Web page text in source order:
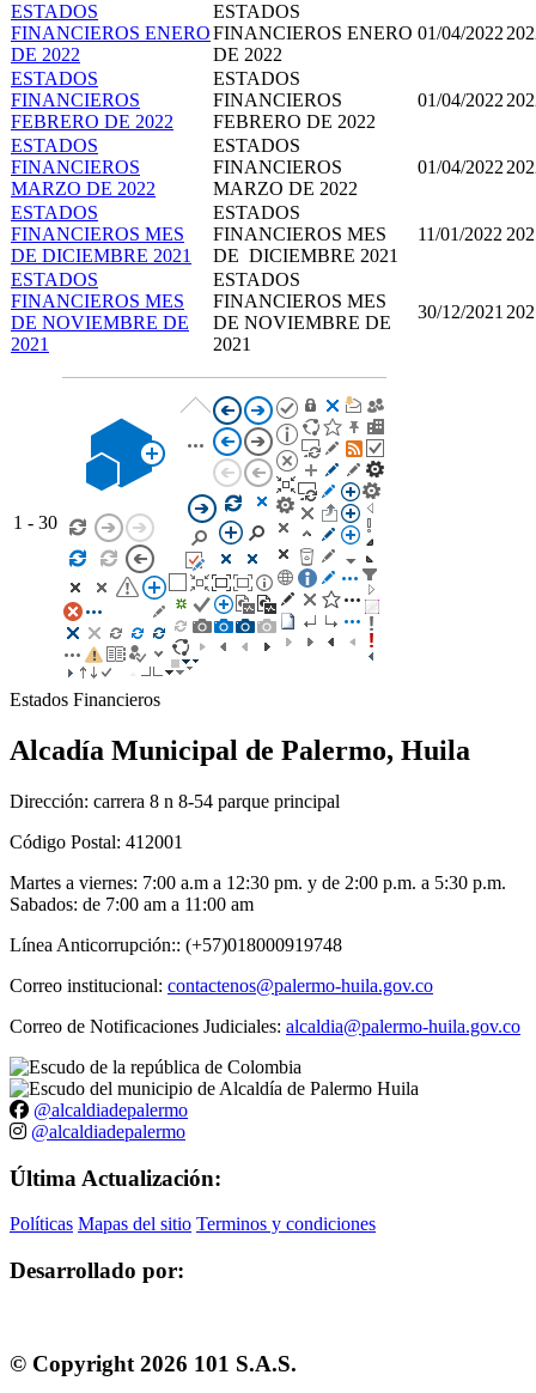
ESTADOS
FINANCIEROS ENERO
DE 2022
ESTADOS
FINANCIEROS ENERO
DE 2022
01/04/2022
ESTADOS
FINANCIEROS
FEBRERO DE 2022
ESTADOS
FINANCIEROS
FEBRERO DE 2022
01/04/2022
ESTADOS
FINANCIEROS
MARZO DE 2022
ESTADOS
FINANCIEROS
MARZO DE 2022
01/04/2022
ESTADOS
FINANCIEROS MES
DE DICIEMBRE 2021
ESTADOS
FINANCIEROS MES
DE DICIEMBRE 2021
11/01/2022
ESTADOS
FINANCIEROS MES
DE NOVIEMBRE DE
2021
ESTADOS
FINANCIEROS MES
DE NOVIEMBRE DE
2021
30/12/2021
1 - 30
Estados Financieros
Alcadía Municipal de Palermo, Huila
Dirección: carrera 8 n 8-54 parque principal
Código Postal: 412001
Martes a viernes: 7:00 a.m a 12:30 pm. y de 2:00 p.m. a 5:30 p.m.
Sabados: de 7:00 am a 11:00 am
Línea Anticorrupción:: (+57)018000919748
Correo institucional: contactenos@palermo-huila.gov.co
Correo de Notificaciones Judiciales: alcaldia@palermo-huila.gov.co
@alcaldiadepalermo
@alcaldiadepalermo
Última Actualización:
Políticas Mapas del sitio Terminos y condiciones
Desarrollado por:
© Copyright 2026 101 S.A.S.